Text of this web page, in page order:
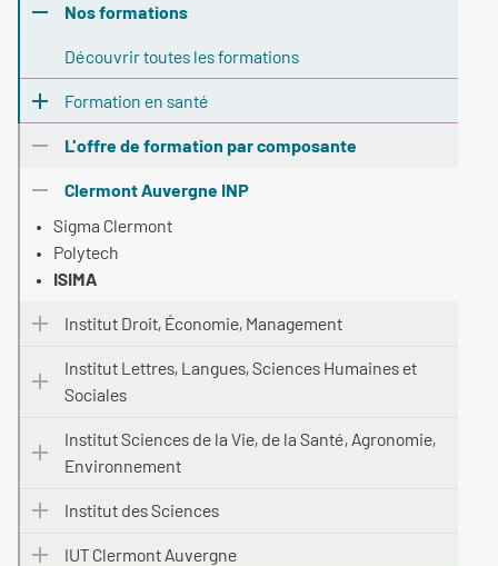
Nos formations
Découvrir toutes les formations
Formation en santé
L'offre de formation par composante
Clermont Auvergne INP
Sigma Clermont
Polytech
ISIMA
Institut Droit, Économie, Management
Institut Lettres, Langues, Sciences Humaines et
Sociales
Institut Sciences de la Vie, de la Santé, Agronomie,
Environnement
Institut des Sciences
IUT Clermont Auvergne